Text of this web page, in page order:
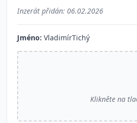
Inzerát přidán: 06.02.2026
Jméno: VladimírTichý
Klikněte na